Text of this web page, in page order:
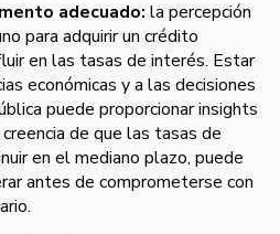
adecuado: la percepción
para adquirir un crédito
en las tasas de interés. Estar
económicas y a las decisiones
puede proporcionar insights
de que las tasas de
en el mediano plazo, puede
antes de comprometerse con